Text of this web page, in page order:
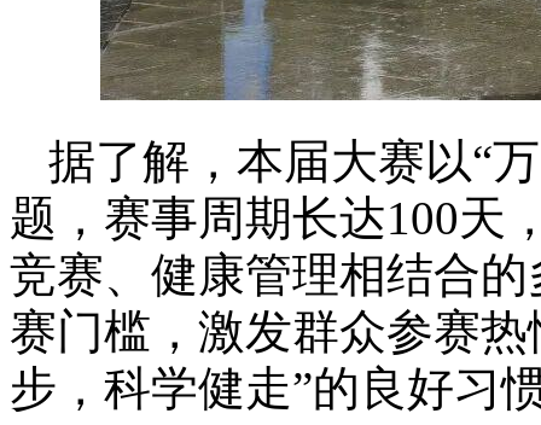
据了解，本届大赛以“
题，赛事周期长达100天
竞赛、健康管理相结合
赛门槛，激发群众参赛
步，科学健走”的良好习